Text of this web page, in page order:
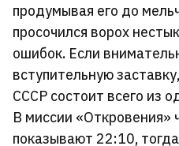
продумывая его до
просочился ворох
ошибок. Если
вступительную
СССР состоит всего из
В миссии «Откровения»
показывают 22:10,